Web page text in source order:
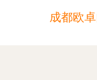
成都欧